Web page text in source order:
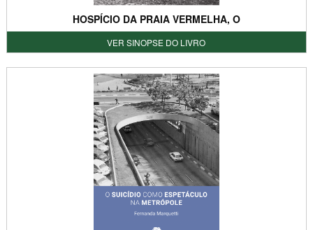
HOSPÍCIO DA PRAIA VERMELHA, O
VER SINOPSE DO LIVRO